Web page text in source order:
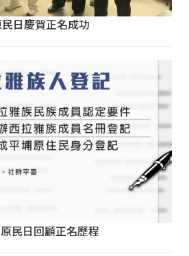
日慶賀正名成功
民日回顧正名歷程